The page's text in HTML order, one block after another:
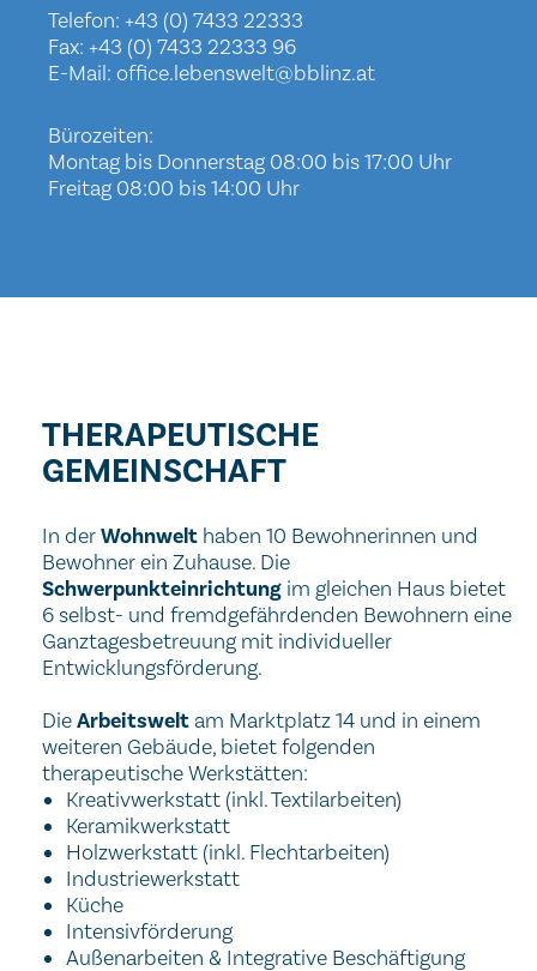
Telefon: +43 (0) 7433 22333
Fax: +43 (0) 7433 22333 96
E-Mail: office.lebenswelt@bblinz.at
Bürozeiten:
Montag bis Donnerstag 08:00 bis 17:00 Uhr
Freitag 08:00 bis 14:00 Uhr
THERAPEUTISCHE
GEMEINSCHAFT
In derWohnwelt haben 10 Bewohnerinnen und
Bewohner ein Zuhause. Die
Schwerpunkteinrichtung im gleichen Haus bietet
6 selbst- und fremdgefährdenden Bewohnern eine
Ganztagesbetreuung mit individueller
Entwicklungsförderung.
DieArbeitswelt am Marktplatz 14 und in einem
weiteren Gebäude, bietet folgenden
therapeutische Werkstätten:
Kreativwerkstatt (inkl. Textilarbeiten)
Keramikwerkstatt
Holzwerkstatt (inkl. Flechtarbeiten)
Industriewerkstatt
Küche
Intensivförderung
Außenarbeiten & Integrative Beschäftigung